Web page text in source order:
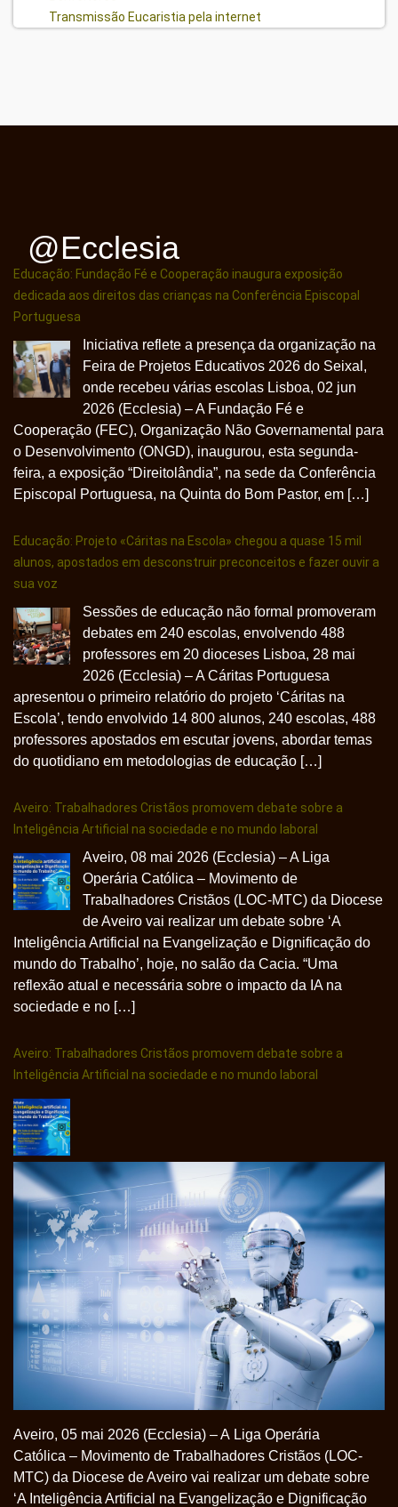
Transmissão Eucaristia pela internet
@ecclesia
Educação: Fundação Fé e Cooperação inaugura exposição
dedicada aos direitos das crianças na Conferência Episcopal
Portuguesa
Iniciativa reflete a presença da organização na
Feira de Projetos Educativos 2026 do Seixal,
onde recebeu várias escolas Lisboa, 02 jun
2026 (Ecclesia) – A Fundação Fé e
Cooperação (FEC), Organização Não Governamental para
o Desenvolvimento (ONGD), inaugurou, esta segunda-
feira, a exposição “Direitolândia”, na sede da Conferência
Episcopal Portuguesa, na Quinta do Bom Pastor, em […]
Educação: Projeto «Cáritas na Escola» chegou a quase 15 mil
alunos, apostados em desconstruir preconceitos e fazer ouvir a
sua voz
Sessões de educação não formal promoveram
debates em 240 escolas, envolvendo 488
professores em 20 dioceses Lisboa, 28 mai
2026 (Ecclesia) – A Cáritas Portuguesa
apresentou o primeiro relatório do projeto ‘Cáritas na
Escola’, tendo envolvido 14 800 alunos, 240 escolas, 488
professores apostados em escutar jovens, abordar temas
do quotidiano em metodologias de educação […]
Aveiro: Trabalhadores Cristãos promovem debate sobre a
Inteligência Artificial na sociedade e no mundo laboral
Aveiro, 08 mai 2026 (Ecclesia) – A Liga
Operária Católica – Movimento de
Trabalhadores Cristãos (LOC-MTC) da Diocese
de Aveiro vai realizar um debate sobre ‘A
Inteligência Artificial na Evangelização e Dignificação do
mundo do Trabalho’, hoje, no salão da Cacia. “Uma
reflexão atual e necessária sobre o impacto da IA na
sociedade e no […]
Aveiro: Trabalhadores Cristãos promovem debate sobre a
Inteligência Artificial na sociedade e no mundo laboral
Aveiro, 05 mai 2026 (Ecclesia) – A Liga Operária
Católica – Movimento de Trabalhadores Cristãos (LOC-
MTC) da Diocese de Aveiro vai realizar um debate sobre
‘A Inteligência Artificial na Evangelização e Dignificação